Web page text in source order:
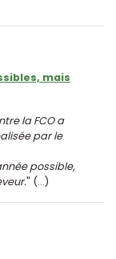
mais
la FCO a
par le
possible,
" (...)